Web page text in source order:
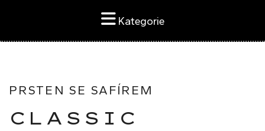
Kategorie
PRSTEN SE SAFÍREM
CLASSIC